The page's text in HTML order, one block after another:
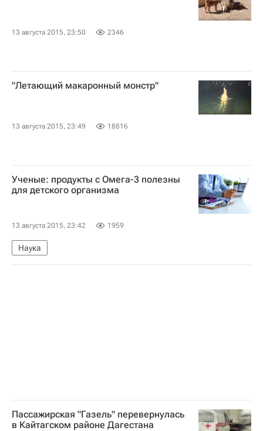
13 августа 2015, 23:50 2346
"Летающий макаронный монстр"
13 августа 2015, 23:49 18816
Ученые: продукты с Омега-3 полезны
для детского организма
13 августа 2015, 23:42 1959
Наука
Пассажирская "Газель" перевернулась
в Кайтагском районе Дагестана